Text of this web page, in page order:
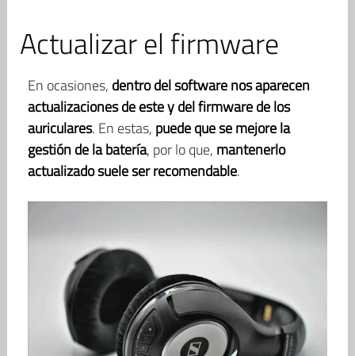
Actualizar el firmware
En ocasiones, dentro del software nos aparecen
actualizaciones de este y del firmware de los
auriculares. En estas, puede que se mejore la
gestión de la batería, por lo que, mantenerlo
actualizado suele ser recomendable.